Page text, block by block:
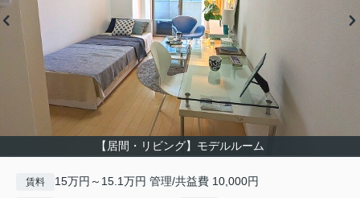
【居間・リビング】モデルルーム
賃料 15万円～15.1万円 管理/共益費 10,000円